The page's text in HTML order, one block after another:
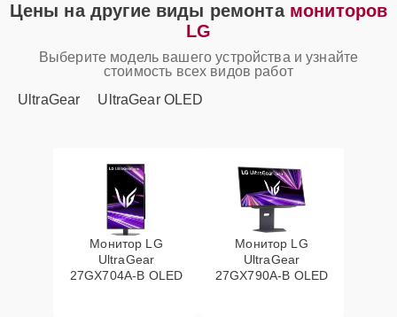
Цены на другие виды ремонта мониторов
LG
Выберите модель вашего устройства и узнайте
стоимость всех видов работ
UltraGear
UltraGear OLED
Монитор LG
UltraGear
27GX704A-B OLED
Монитор LG
UltraGear
27GX790A-B OLED